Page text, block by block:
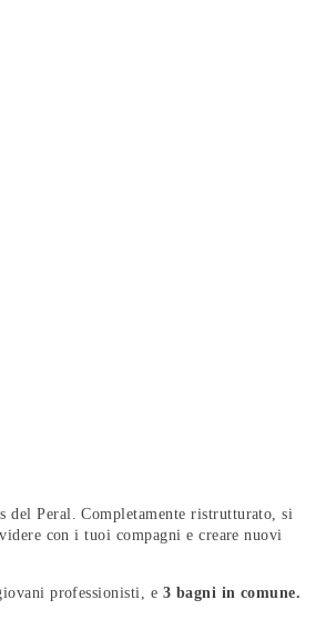
del Peral. Completamente ristrutturato, si
con i tuoi compagni e creare nuovi
professionisti, e 3 bagni in comune.